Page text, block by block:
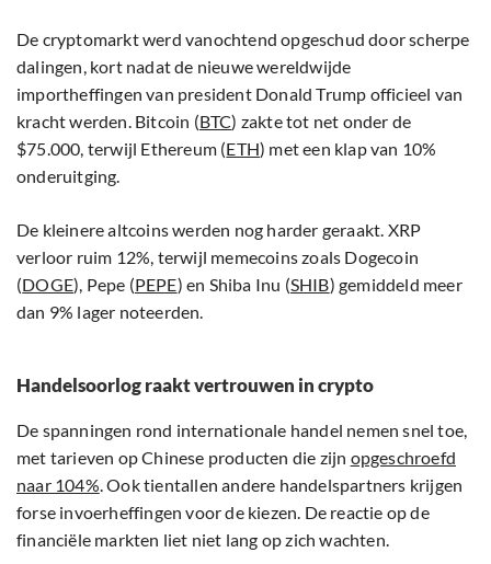
De cryptomarkt werd vanochtend opgeschud door scherpe
dalingen, kort nadat de nieuwe wereldwijde
importheffingen van president Donald Trump officieel van
kracht werden. Bitcoin (BTC) zakte tot net onder de
$75.000, terwijl Ethereum (ETH) met een klap van 10%
onderuitging.
De kleinere altcoins werden nog harder geraakt. XRP
verloor ruim 12%, terwijl memecoins zoals Dogecoin
(DOGE), Pepe (PEPE) en Shiba Inu (SHIB) gemiddeld meer
dan 9% lager noteerden.
Handelsoorlog raakt vertrouwen in crypto
De spanningen rond internationale handel nemen snel toe,
met tarieven op Chinese producten die zijn opgeschroefd
naar 104%. Ook tientallen andere handelspartners krijgen
forse invoerheffingen voor de kiezen. De reactie op de
financiële markten liet niet lang op zich wachten.